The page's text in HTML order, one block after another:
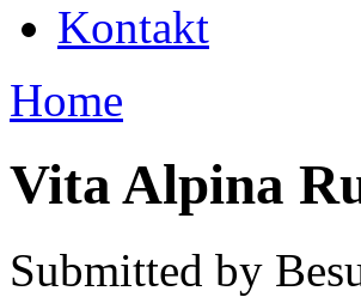
Kontakt
Home
Vita Alpina
Submitted by